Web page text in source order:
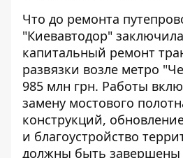
Что до ремонта
"Киевавтодор"
капитальный ремонт
развязки возле метро
985 млн грн. Работы
замену мостового
конструкций,
и благоустройство
должны быть завершены